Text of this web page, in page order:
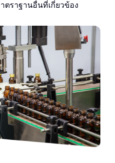
าตราฐานอื่นที่เกี่ยวข้อง